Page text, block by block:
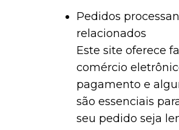
Pedidos
relacionados
Este site oferece
comércio
pagamento e
são essenciais
seu pedido seja